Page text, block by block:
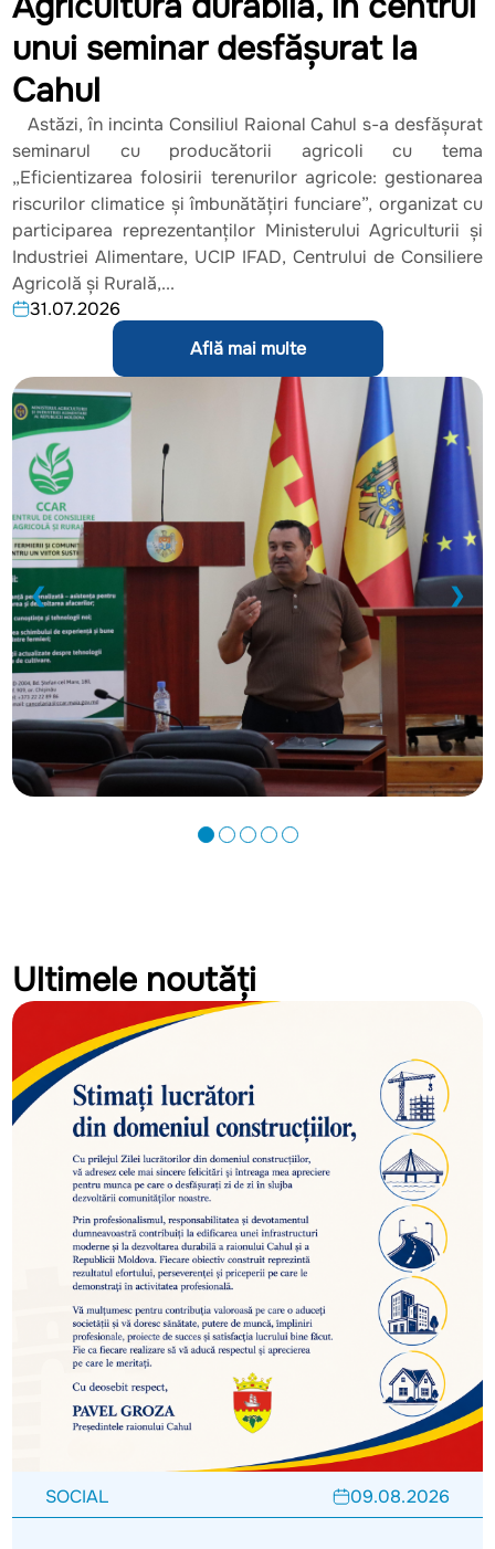
unui seminar desfășurat la
Cahul
Astăzi, în incinta Consiliul Raional Cahul s-a desfășurat
seminarul cu producătorii agricoli cu tema
„Eficientizarea folosirii terenurilor agricole: gestionarea
riscurilor climatice și îmbunătățiri funciare”, organizat cu
participarea reprezentanților Ministerului Agriculturii și
Industriei Alimentare, UCIP IFAD, Centrului de Consiliere
Agricolă și Rurală,...
31.07.2026
Află mai multe
❮ ❯
Ultimele noutăți
SOCIAL 09.08.2026